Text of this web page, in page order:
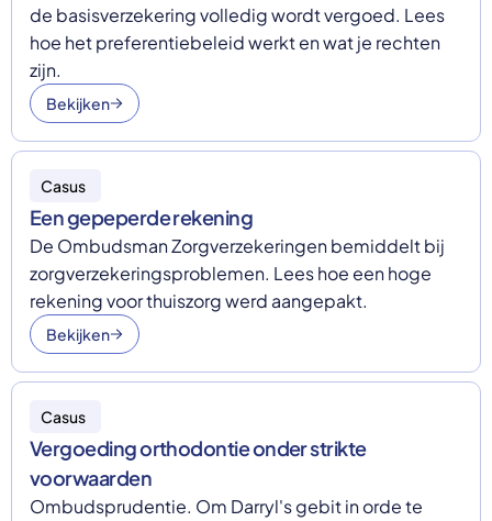
de basisverzekering volledig wordt vergoed. Lees
hoe het preferentiebeleid werkt en wat je rechten
zijn.
Bekijken
Casus
Een gepeperde rekening
De Ombudsman Zorgverzekeringen bemiddelt bij
zorgverzekeringsproblemen. Lees hoe een hoge
rekening voor thuiszorg werd aangepakt.
Bekijken
Casus
Vergoeding orthodontie onder strikte
voorwaarden
Ombudsprudentie. Om Darryl's gebit in orde te